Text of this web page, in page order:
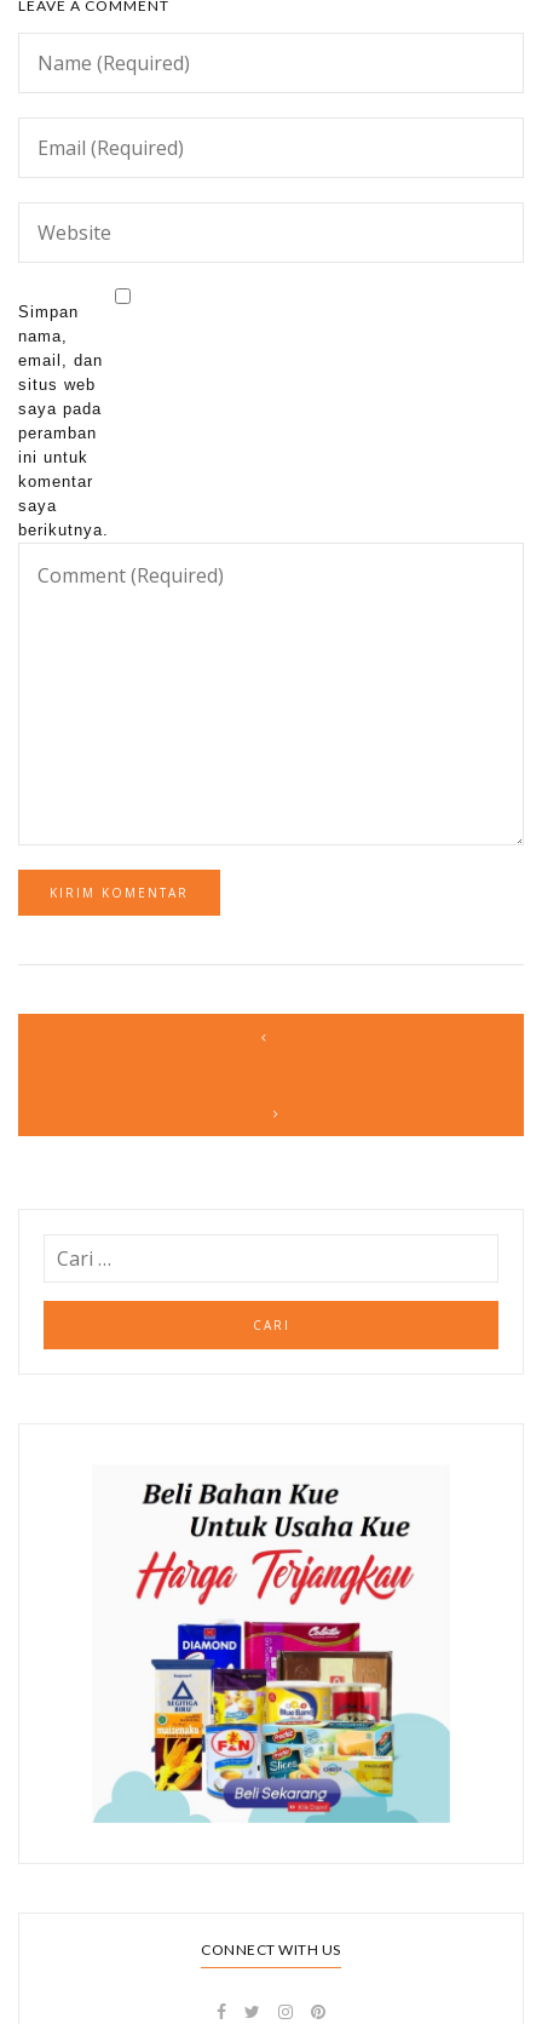
LEAVE A COMMENT
Simpan
nama,
email, dan
situs web
saya pada
peramban
ini untuk
komentar
saya
berikutnya.
CONNECT WITH US